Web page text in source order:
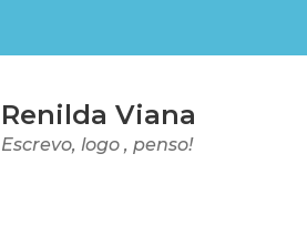
Renilda Viana
Escrevo, logo , penso!